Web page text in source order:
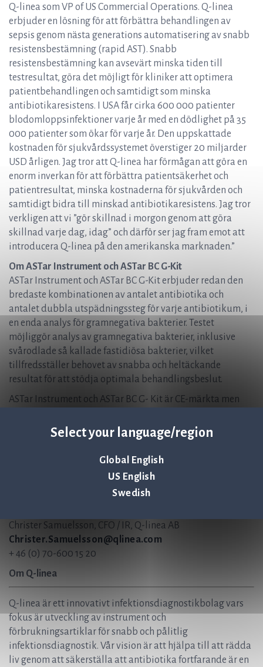
Select your language/region
Global English
US English
Swedish
Q-linea som VP of US Commercial Operations. Q-linea
erbjuder en lösning för att förbättra behandlingen av
sepsis genom nästa generations automatisering av snabb
resistensbestämning (rapid AST). Snabb
resistensbestämning kan avsevärt minska tiden till
testresultat, göra det möjligt för kliniker att optimera
patientbehandlingen och samtidigt som minska
antibiotikaresistens. I USA får cirka 600 000 patienter
blodomloppsinfektioner varje år med en dödlighet på 35
000 patienter som ökar för varje år. Den uppskattade
kostnaden för sjukvårdssystemet överstiger 20 miljarder
USD årligen. Jag tror att Q-linea har förmågan att göra en
enorm inverkan för att förbättra patientsäkerhet och
patientresultat, minska kostnaderna för sjukvården och
samtidigt bidra till minskad antibiotikaresistens. Jag tror
verkligen att vi ”gör skillnad i morgon genom att göra
skillnad varje dag, idag” och därför ser jag fram emot att
introducera Q-linea på den amerikanska marknaden.”
Om ASTar Instrument och ASTar BC G-Kit
ASTar Instrument och ASTar BC G-Kit erbjuder redan den
bredaste kombinationen av antalet antibiotika och
antalet dubbla utspädningssteg för varje antibiotikum, i
en enda analys för gramnegativa bakterier. Testet
möjliggör analys av gramnegativa bakterier, inklusive
svårodlade så kallade fastidiösa bakterier, vilket
tillfredsställer behovet av snabba och heltäckande
resultat för att stödja optimala behandlingsbeslut.
ASTar Instrument och ASTar BC G- Kit är CE-märkta men
försäljning i USA.
Jonas Jarvius, CEO, Q-linea AB
Jonas.Jarvius@qlinea.com
Christer Samuelsson, CFO / IR, Q-linea AB
Christer.Samuelsson@qlinea.com
+ 46 (0) 70-600 15 20
Om Q-linea
Q-linea är ett innovativt infektionsdiagnostikbolag vars
fokus är utveckling av instrument och
förbrukningsartiklar för snabb och pålitlig
infektionsdiagnostik. Vår vision är att hjälpa till att rädda
liv genom att säkerställa att antibiotika fortfarande är en